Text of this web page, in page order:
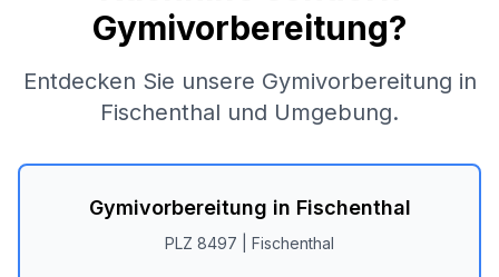
Gymivorbereitung?
Entdecken Sie unsere Gymivorbereitung in
Fischenthal und Umgebung.
Gymivorbereitung in Fischenthal
PLZ 8497 Fischenthal